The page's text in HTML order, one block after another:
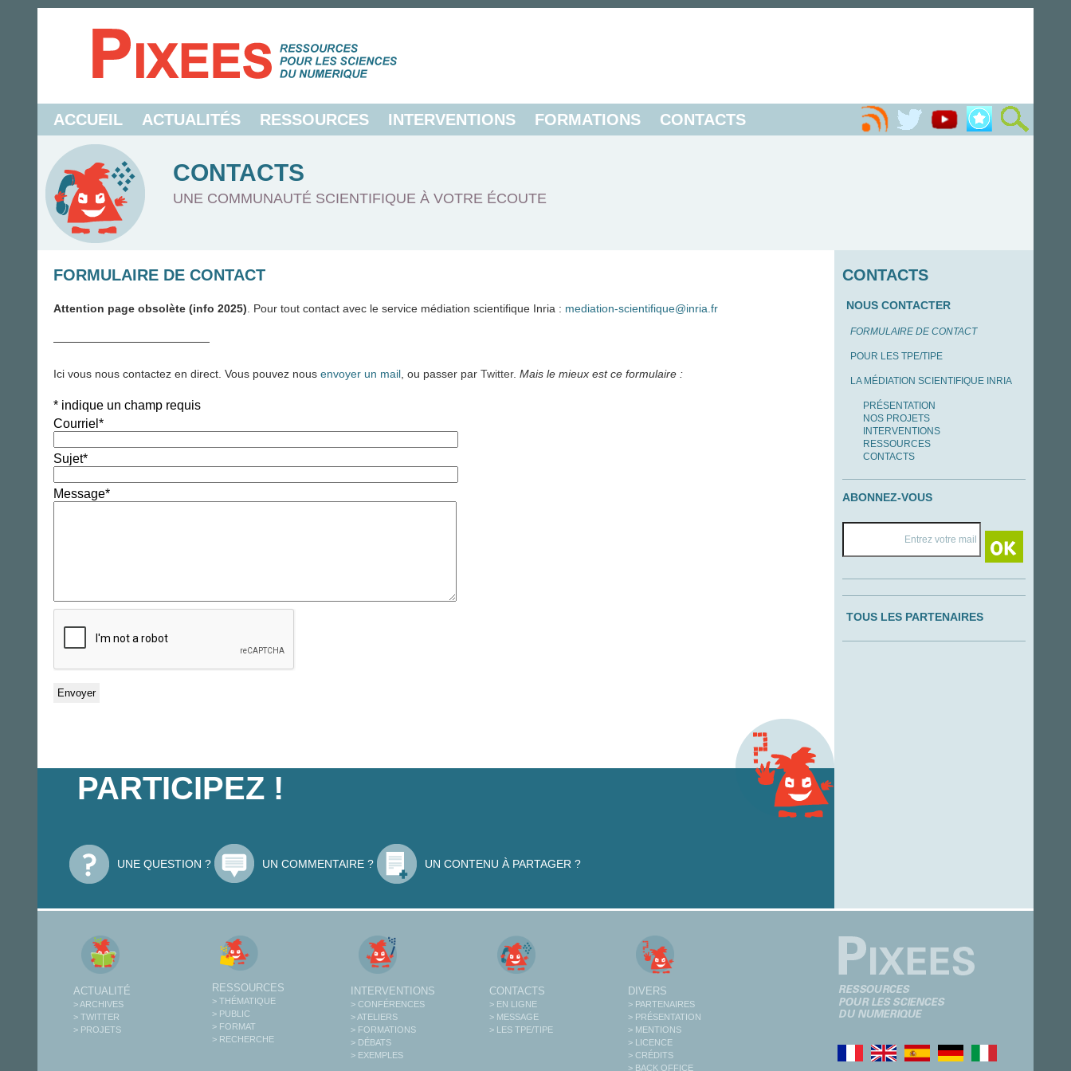
ACCUEIL ACTUALITÉS RESSOURCES INTERVENTIONS FORMATIONS CONTACTS
CONTACTS
UNE COMMUNAUTÉ SCIENTIFIQUE À VOTRE ÉCOUTE
FORMULAIRE DE CONTACT
Attention page obsolète (info 2025) . Pour tout contact avec le service médiation scientifique Inria : mediation-scientifique@inria.fr
——————————————
Ici vous nous contactez en direct. Vous pouvez nous envoyer un mail , ou passer par Twitter. Mais le mieux est ce formulaire :
* indique un champ requis
Courriel *
Sujet*
Message*
PARTICIPEZ !
UNE QUESTION ? UN COMMENTAIRE ? UN CONTENU À PARTAGER ?
CONTACTS
NOUS CONTACTER
FORMULAIRE DE CONTACT
POUR LES TPE/TIPE
LA MÉDIATION SCIENTIFIQUE INRIA
PRÉSENTATION
NOS PROJETS
INTERVENTIONS
RESSOURCES
CONTACTS
ABONNEZ-VOUS
TOUS LES PARTENAIRES
ACTUALITÉ
> ARCHIVES
> TWITTER
> PROJETS
RESSOURCES
> THÉMATIQUE
> PUBLIC
> FORMAT
> RECHERCHE
INTERVENTIONS
> CONFÉRENCES
> ATELIERS
> FORMATIONS
> DÉBATS
> EXEMPLES
CONTACTS
> EN LIGNE
> MESSAGE
> LES TPE/TIPE
DIVERS
> PARTENAIRES
> PRÉSENTATION
> MENTIONS
> LICENCE
> CRÉDITS
> BACK OFFICE